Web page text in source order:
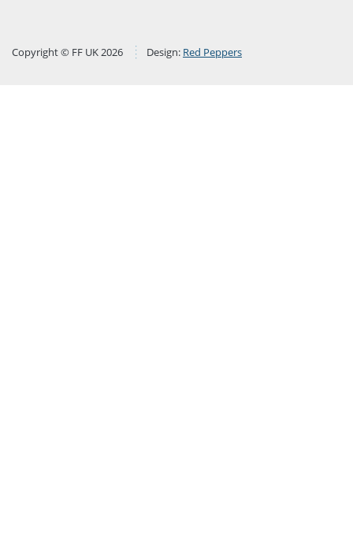
Copyright © FF UK 2026 Design: Red Peppers